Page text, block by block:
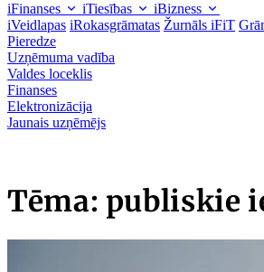
iFinanses iTiesības
iBizness
iVeidlapas iRokasgrāmatas Žurnāls iFiT
Pieredze
Uzņēmuma vadība
Valdes loceklis
Finanses
Elektronizācija
Jaunais uzņēmējs
Tēma: publiskie